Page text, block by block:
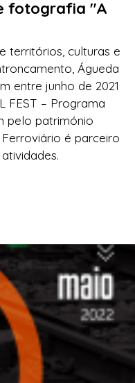
fotografia "A
territórios, culturas e
Águeda
entre junho de 2021
FEST – Programa
pelo património
é parceiro